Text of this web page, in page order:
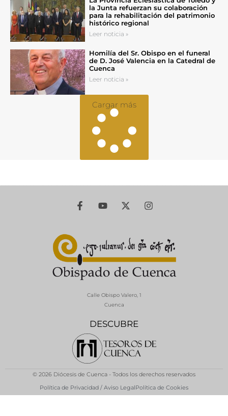
la Junta refuerzan su colaboración
para la rehabilitación del patrimonio
histórico regional
Leer noticia »
Homilía del Sr. Obispo en el funeral
de D. José Valencia en la Catedral de
Cuenca
Leer noticia »
Cargar más
DESCUBRE
Calle Obispo Valero, 1
Cuenca
© 2026 Diócesis de Cuenca - Todos los derechos reservados
Política de Privacidad / Aviso LegalPolítica de Cookies